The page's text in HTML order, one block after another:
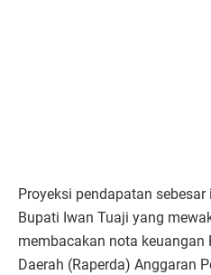
Proyeksi pendapatan
Bupati Iwan Tuaji yang
membacakan nota keuangan
Daerah (Raperda) Anggaran